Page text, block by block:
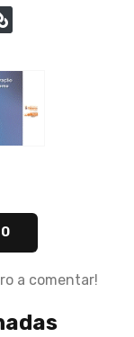
a comentar!